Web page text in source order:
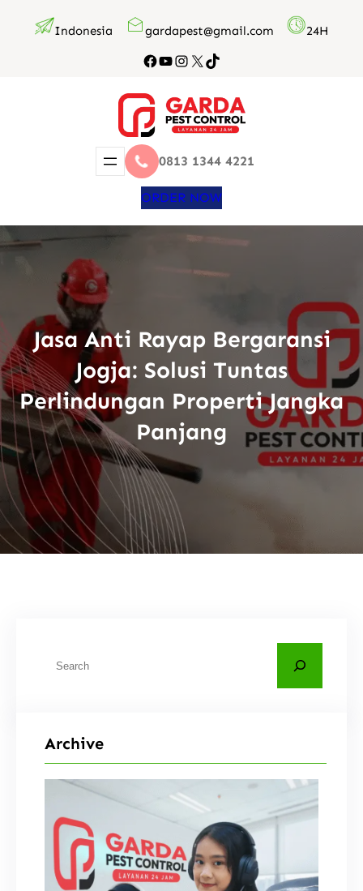
Indonesia gardapest@gmail.com 24H
Facebook
YouTube
Instagram
X TikTok
0813 1344 4221
ORDER NOW
Jasa Anti Rayap Bergaransi
Jogja: Solusi Tuntas
Perlindungan Properti Jangka
Panjang
Archive